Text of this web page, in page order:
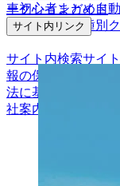
ークションガイド
車初心者まとめ自
費を調べる車種別
サイト内リンク
サイト内検索サイ
報の保護について
法に基づく表示
ア
社案内